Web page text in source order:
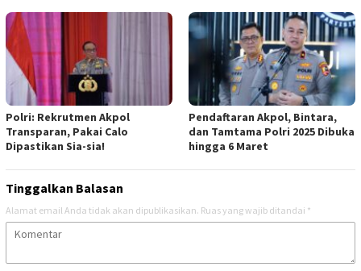
Polri: Rekrutmen Akpol
Transparan, Pakai Calo
Dipastikan Sia-sia!
Pendaftaran Akpol, Bintara,
dan Tamtama Polri 2025 Dibuka
hingga 6 Maret
Tinggalkan Balasan
Alamat email Anda tidak akan dipublikasikan. Ruas yang wajib ditandai *